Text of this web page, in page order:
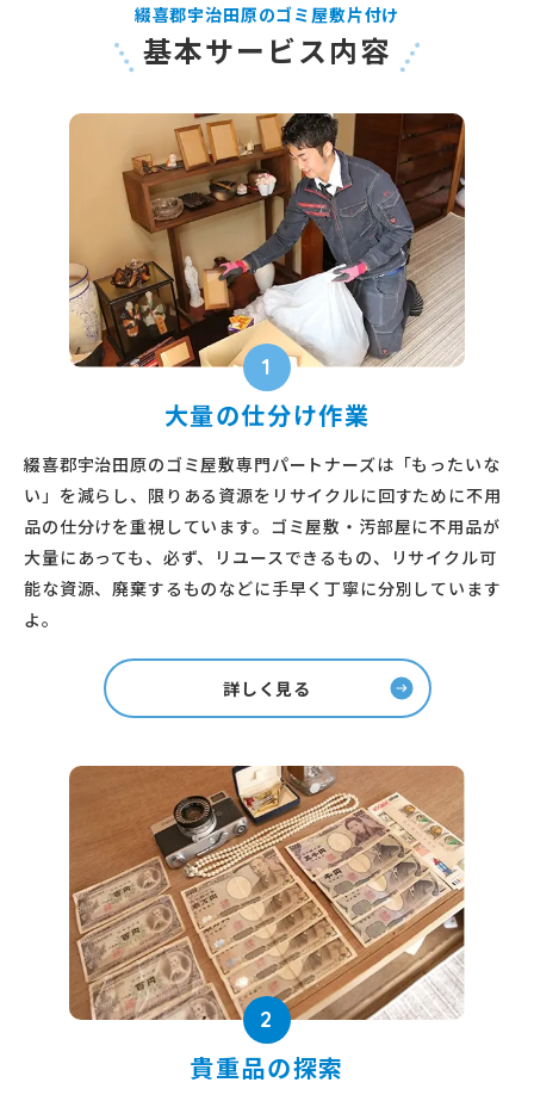
綴喜郡宇治田原のゴミ屋敷片付け
基本サービス内容
1
大量の仕分け作業
綴喜郡宇治田原のゴミ屋敷専門パートナーズは「もったいな
い」を減らし、限りある資源をリサイクルに回すために不用
品の仕分けを重視しています。ゴミ屋敷・汚部屋に不用品が
大量にあっても、必ず、リユースできるもの、リサイクル可
能な資源、廃棄するものなどに手早く丁寧に分別しています
よ。
詳しく見る
2
貴重品の探索